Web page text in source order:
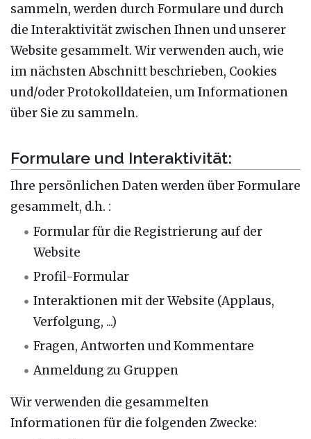
sammeln, werden durch Formulare und durch
die Interaktivität zwischen Ihnen und unserer
Website gesammelt. Wir verwenden auch, wie
im nächsten Abschnitt beschrieben, Cookies
und/oder Protokolldateien, um Informationen
über Sie zu sammeln.
Formulare und Interaktivität:
Ihre persönlichen Daten werden über Formulare
gesammelt, d.h. :
Formular für die Registrierung auf der
Website
Profil-Formular
Interaktionen mit der Website (Applaus,
Verfolgung, ...)
Fragen, Antworten und Kommentare
Anmeldung zu Gruppen
Wir verwenden die gesammelten
Informationen für die folgenden Zwecke: